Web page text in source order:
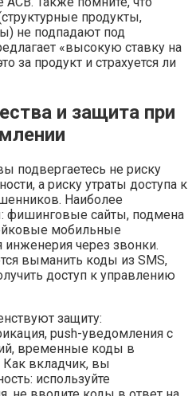
продукты,
не подпадают под
«высокую ставку на
за продукт и страхуется ли
и защита при
подвергаетесь не риску
а риску утраты доступа к
Наиболее
фишинговые сайты, подмена
мобильные
через звонки.
выманить коды из SMS,
доступ к управлению
защиту:
push-уведомления с
временные коды в
вкладчик, вы
используйте